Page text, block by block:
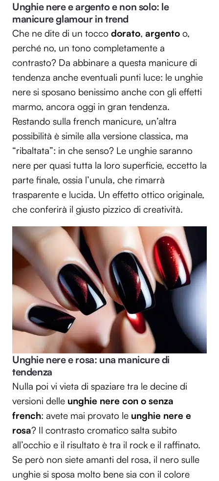
Unghie nere e argento e non solo: le
manicure glamour in trend
Che ne dite di un tocco dorato, argento o,
perché no, un tono completamente a
contrasto? Da abbinare a questa manicure di
tendenza anche eventuali punti luce: le unghie
nere si sposano benissimo anche con gli effetti
marmo, ancora oggi in gran tendenza.
Restando sulla french manicure, un’altra
possibilità è simile alla versione classica, ma
“ribaltata”: in che senso? Le unghie saranno
nere per quasi tutta la loro superficie, eccetto la
parte finale, ossia l’unula, che rimarrà
trasparente e lucida. Un effetto ottico originale,
che conferirà il giusto pizzico di creatività.
Unghie nere e rosa: una manicure di
tendenza
Nulla poi vi vieta di spaziare tra le decine di
versioni delle unghie nere con o senza
french: avete mai provato le unghie nere e
rosa? Il contrasto cromatico salta subito
all’occhio e il risultato è tra il rock e il raffinato.
Se però non siete amanti del rosa, il nero sulle
unghie si sposa molto bene sia con il colore